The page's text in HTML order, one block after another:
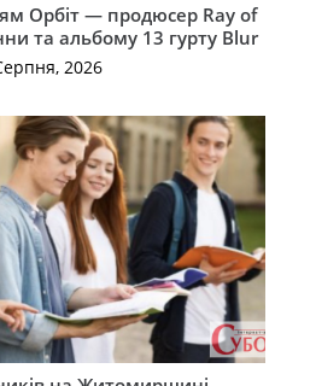
Орбіт — продюсер Ray of
та альбому 13 гурту Blur
2026